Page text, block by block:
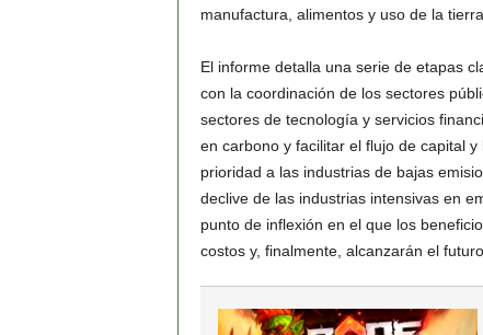
manufactura, alimentos y uso de la
El informe detalla una serie de etapas
con la coordinación de los sectores
sectores de tecnología y servicios
en carbono y facilitar el flujo de capital
prioridad a las industrias de bajas
declive de las industrias intensivas en
punto de inflexión en el que los
costos y, finalmente, alcanzarán el